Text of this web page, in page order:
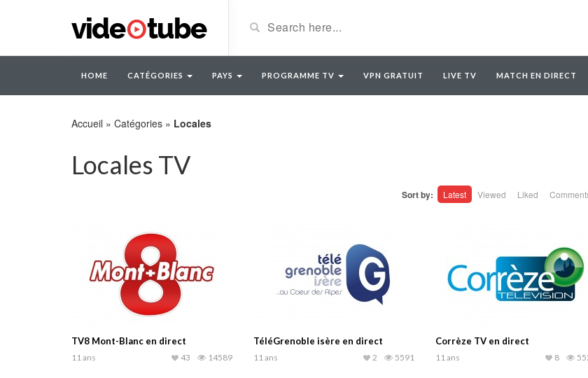
HOME CATÉGORIES PAYS PROGRAMME TV VPN GRATUIT LIVE TV MATCH EN DIRECT
Accueil » Catégories » Locales
Locales TV
Sort by: Latest Viewed Liked
TV8 Mont-Blanc en direct
11 ans 14589
43
TéléGrenoble isère en direct
11 ans 5591
2
Corrèze TV en direct
11 ans 8